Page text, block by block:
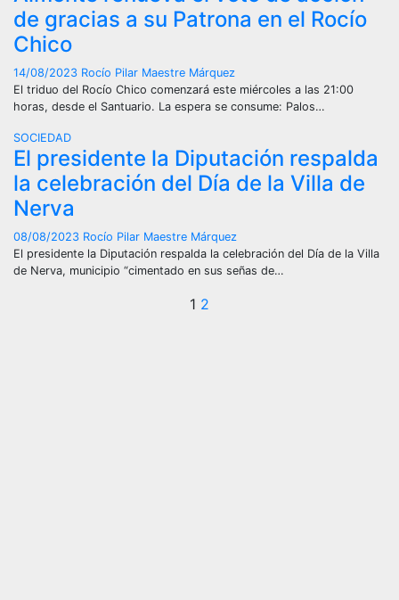
de gracias a su Patrona en el Rocío
Chico
14/08/2023 Rocío Pilar Maestre Márquez
El triduo del Rocío Chico comenzará este miércoles a las 21:00
horas, desde el Santuario. La espera se consume: Palos…
SOCIEDAD
El presidente la Diputación respalda
la celebración del Día de la Villa de
Nerva
08/08/2023 Rocío Pilar Maestre Márquez
El presidente la Diputación respalda la celebración del Día de la Villa
de Nerva, municipio “cimentado en sus señas de…
Paginación
1 2